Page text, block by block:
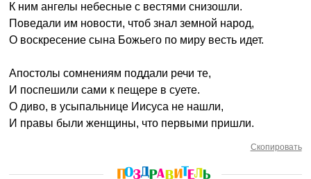
К ним ангелы небесные с вестями снизошли.
Поведали им новости, чтоб знал земной народ,
О воскресение сына Божьего по миру весть идет.
Апостолы сомнениям поддали речи те,
И поспешили сами к пещере в суете.
О диво, в усыпальнице Иисуса не нашли,
И правы были женщины, что первыми пришли.
Скопировать